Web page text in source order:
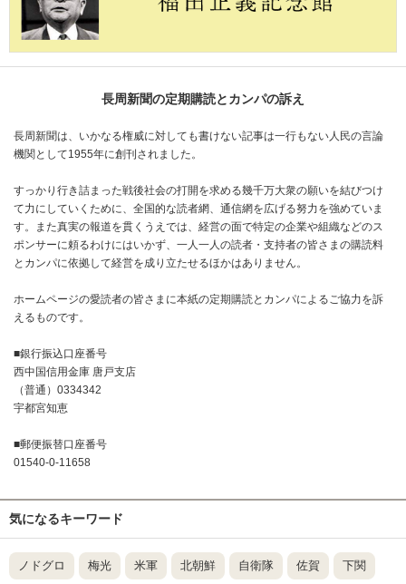
長周新聞の定期購読とカンパの訴え
長周新聞は、いかなる権威に対しても書けない記事は一行もない人民の言論
機関として1955年に創刊されました。
すっかり行き詰まった戦後社会の打開を求める幾千万大衆の願いを結びつけ
て力にしていくために、全国的な読者網、通信網を広げる努力を強めていま
す。また真実の報道を貫くうえでは、経営の面で特定の企業や組織などのス
ポンサーに頼るわけにはいかず、一人一人の読者・支持者の皆さまの購読料
とカンパに依拠して経営を成り立たせるほかはありません。
ホームページの愛読者の皆さまに本紙の定期購読とカンパによるご協力を訴
えるものです。
■銀行振込口座番号
西中国信用金庫 唐戸支店
（普通）0334342
宇都宮知恵
■郵便振替口座番号
01540-0-11658
気になるキーワード
ノドグロ 梅光 米軍 北朝鮮 自衛隊 佐賀 下関